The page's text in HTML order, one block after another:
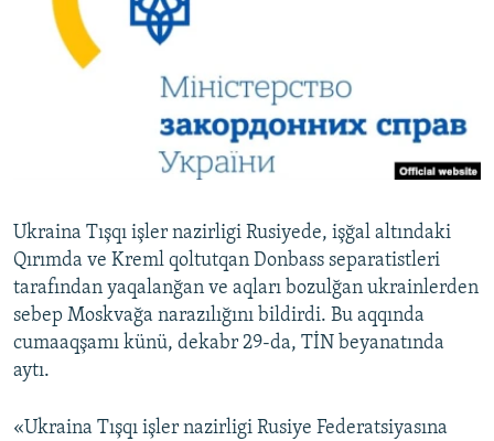
FİKİR
Русский
RFE/RS bütün saytları
Ukraina Tışqı işler nazirligi Rusiyede, işğal altındaki
Qırımda ve Kreml qoltutqan Donbass separatistleri
tarafından yaqalanğan ve aqları bozulğan ukrainlerden
sebep Moskvağa narazılığını bildirdi. Bu aqqında
cumaaqşamı künü, dekabr 29-da, TİN beyanatında
aytı.
«Ukraina Tışqı işler nazirligi Rusiye Federatsiyasına